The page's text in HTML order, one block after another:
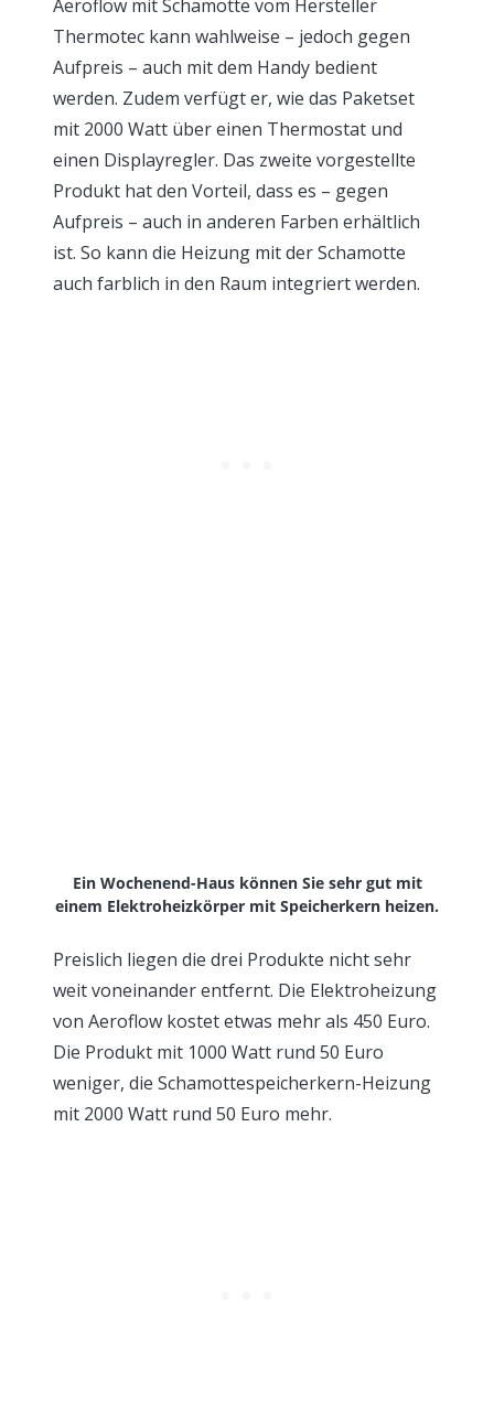
Aeroflow mit Schamotte vom Hersteller
Thermotec kann wahlweise – jedoch gegen
Aufpreis – auch mit dem Handy bedient
werden. Zudem verfügt er, wie das Paketset
mit 2000 Watt über einen Thermostat und
einen Displayregler. Das zweite vorgestellte
Produkt hat den Vorteil, dass es – gegen
Aufpreis – auch in anderen Farben erhältlich
ist. So kann die Heizung mit der Schamotte
auch farblich in den Raum integriert werden.
Ein Wochenend-Haus können Sie sehr gut mit
einem Elektroheizkörper mit Speicherkern heizen.
Preislich liegen die drei Produkte nicht sehr
weit voneinander entfernt. Die Elektroheizung
von Aeroflow kostet etwas mehr als 450 Euro.
Die Produkt mit 1000 Watt rund 50 Euro
weniger, die Schamottespeicherkern-Heizung
mit 2000 Watt rund 50 Euro mehr.